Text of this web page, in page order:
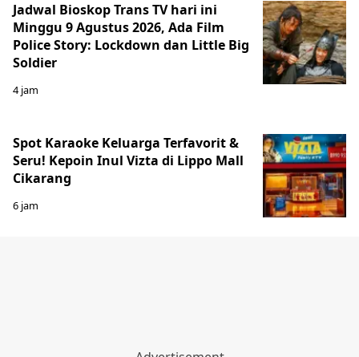
Jadwal Bioskop Trans TV hari ini
Minggu 9 Agustus 2026, Ada Film
Police Story: Lockdown dan Little Big
Soldier
4 jam
Spot Karaoke Keluarga Terfavorit &
Seru! Kepoin Inul Vizta di Lippo Mall
Cikarang
6 jam